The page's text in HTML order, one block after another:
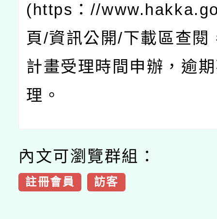
(https ： //
頁/資訊公開/下載區查閱
計畫受理時間申辦，逾
理。
內文可瀏覽群組：
註冊會員 訪客